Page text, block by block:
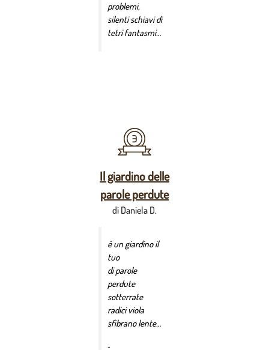
problemi,
silenti schiavi di
tetri fantasmi…
Il giardino delle
parole perdute
di Daniela D.
è un giardino il
tuo
di parole
perdute
sotterrate
radici viola
sfibrano lente…
..